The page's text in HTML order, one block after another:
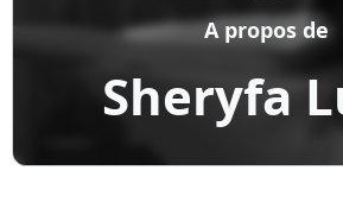
Sheryfa
A propos de